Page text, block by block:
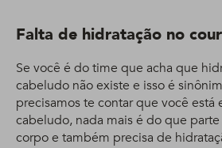
Falta de hidratação no
Se você é do time que acha que
cabeludo não existe e isso é
precisamos te contar que você está
cabeludo, nada mais é do que
corpo e também precisa de